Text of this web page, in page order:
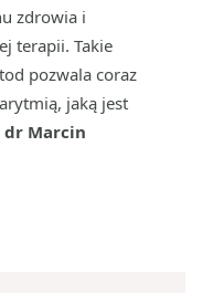
zdrowia i
terapii. Takie
pozwala coraz
jaką jest
dr Marcin